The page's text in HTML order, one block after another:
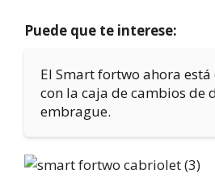
Puede que te interese:
El Smart fortwo ahora
con la caja de cambios de
embrague.